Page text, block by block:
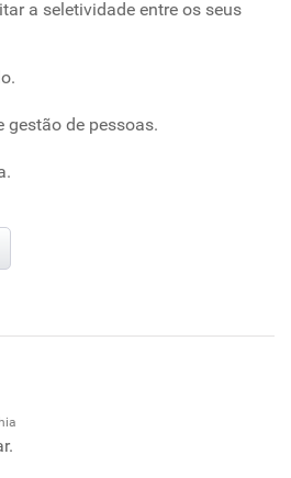
a seletividade entre os seus
gestão de pessoas.